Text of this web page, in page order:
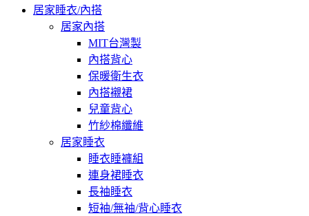
居家睡衣/內搭
居家內搭
MIT台灣製
內搭背心
保暖衛生衣
內搭襯裙
兒童背心
竹紗棉纖維
居家睡衣
睡衣睡褲組
連身裙睡衣
長袖睡衣
短袖/無袖/背心睡衣